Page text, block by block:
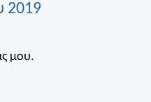
2019
μου.